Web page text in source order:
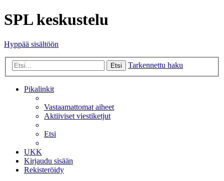
SPL keskustelu
Hyppää sisältöön
Etsi Tarkennettu haku
Pikalinkit
Vastaamattomat aiheet
Aktiiviset viestiketjut
Etsi
UKK
Kirjaudu sisään
Rekisteröidy